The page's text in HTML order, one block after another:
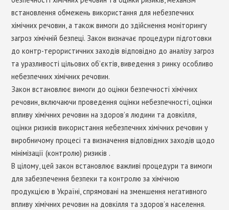
встановлення обмежень використання для небезпечних
хімічних речовин, а також вимоги до здійснення моніторингу
загроз хімічній безпеці. Закон визначає процедури підготовки
до контр-терористичних заходів відповідно до аналізу загроз
та уразливості цільових об’єктів, виведення з ринку особливо
небезпечних хімічних речовин.
Закон встановлює вимоги до оцінки безпечності хімічних
речовин, включаючи проведення оцінки небезпечності, оцінки
впливу хімічних речовин на здоров’я людини та довкілля,
оцінки ризиків використання небезпечних хімічних речовин у
виробничому процесі та визначення відповідних заходів щодо
мінімізації (контролю) ризиків .
В цілому, цей закон встановлює важливі процедури та вимоги
для забезпечення безпеки та контролю за хімічною
продукцією в Україні, спрямовані на зменшення негативного
впливу хімічних речовин на довкілля та здоров’я населення.